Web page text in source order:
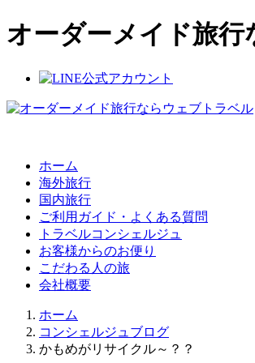
オーダーメイド旅
ホーム
海外旅行
国内旅行
ご利用ガイド・よくある質問
トラベルコンシェルジュ
お客様からのお便り
こだわる人の旅
会社概要
ホーム
コンシェルジュブログ
かもめがリサイクル～？？